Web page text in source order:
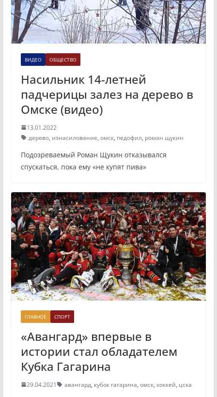
ВИДЕО ОБЩЕСТВО
Насильник 14-летней
падчерицы залез на дерево в
Омске (видео)
13.01.2022
дерево, изнасилование, омск, педофил, роман щукин
Подозреваемый Роман Щукин отказывался
спускаться, пока ему «не купят пива»
ГЛАВНОЕ СПОРТ
«Авангард» впервые в
истории стал обладателем
Кубка Гагарина
29.04.2021 авангард, кубок гагарина, омск, хоккей, цска